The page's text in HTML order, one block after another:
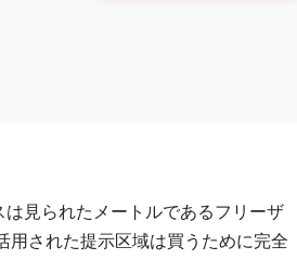
見られたメートルであるフリーザ
用された提示区域は買うために完全